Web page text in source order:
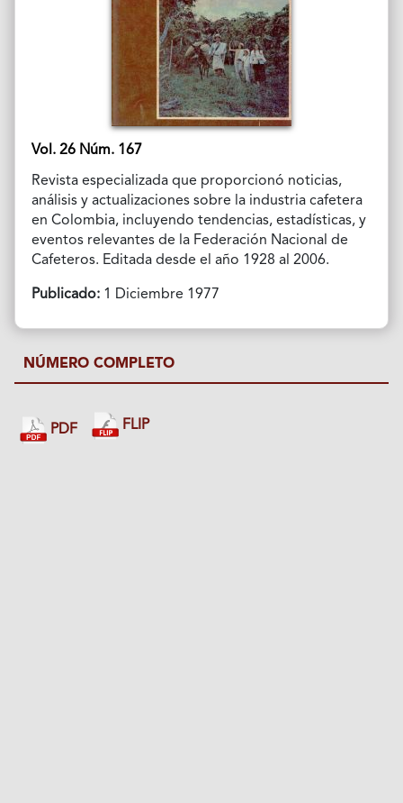
Vol. 26 Núm. 167
Revista especializada que proporcionó noticias,
análisis y actualizaciones sobre la industria cafetera
en Colombia, incluyendo tendencias, estadísticas, y
eventos relevantes de la Federación Nacional de
Cafeteros. Editada desde el año 1928 al 2006.
Publicado:1 Diciembre 1977
NÚMERO COMPLETO
PDF FLIP